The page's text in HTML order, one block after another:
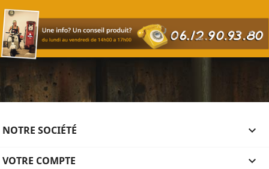
NOTRE SOCIÉTÉ 
VOTRE COMPTE 